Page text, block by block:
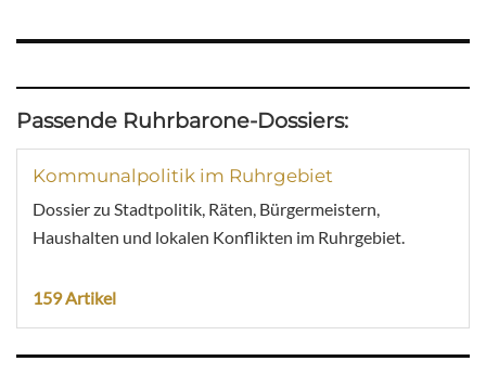
Passende Ruhrbarone-Dossiers:
Kommunalpolitik im Ruhrgebiet
Dossier zu Stadtpolitik, Räten, Bürgermeistern,
Haushalten und lokalen Konflikten im Ruhrgebiet.
159 Artikel